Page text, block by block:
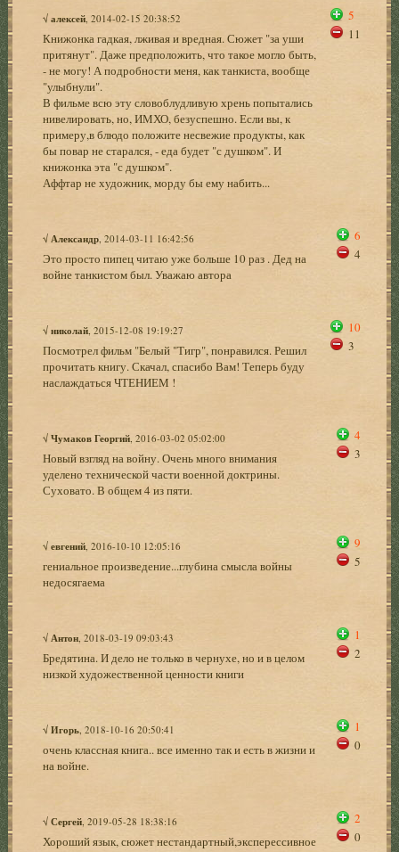
√алексей , 2014-02-15 20:38:52
Книжонка гадкая, лживая и вредная. Сюжет "за уши
притянут". Даже предположить, что такое могло быть,
- не могу! А подробности меня, как танкиста, вообще
"улыбнули".
В фильме всю эту словоблудливую хрень попытались
нивелировать, но, ИМХО, безуспешно. Если вы, к
примеру,в блюдо положите несвежие продукты, как
бы повар не старался, - еда будет "с душком". И
книжонка эта "с душком".
Аффтар не художник, морду бы ему набить...
5
11
√ Александр , 2014-03-11 16:42:56
Это просто пипец читаю уже больше 10 раз . Дед на
войне танкистом был. Уважаю автора
6
4
√николай , 2015-12-08 19:19:27
Посмотрел фильм "Белый "Тигр", понравился. Решил
прочитать книгу. Скачал, спасибо Вам! Теперь буду
наслаждаться ЧТЕНИЕМ !
10
3
√Чумаков Георгий , 2016-03-02 05:02:00
Новый взгляд на войну. Очень много внимания
уделено технической части военной доктрины.
Суховато. В общем 4 из пяти.
4
3
√евгений , 2016-10-10 12:05:16
гениальное произведение...глубина смысла войны
недосягаема
9
5
√ Антон , 2018-03-19 09:03:43
Бредятина. И дело не только в чернухе, но и в целом
низкой художественной ценности книги
1
2
√Игорь , 2018-10-16 20:50:41
очень классная книга.. все именно так и есть в жизни и
на войне.
1
0
√Сергей , 2019-05-28 18:38:16
Хороший язык, сюжет нестандартный,эксперессивное
2
0